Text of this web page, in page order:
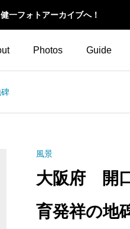
一フォトアーカイブへ！
Photos Guide
風景
大阪府 開
育発祥の地